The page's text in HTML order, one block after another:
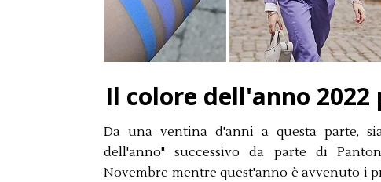
Il colore dell'anno
Da una ventina d'anni a questa parte,
dell'anno" successivo da parte di
Novembre mentre quest'anno è avvenuto i